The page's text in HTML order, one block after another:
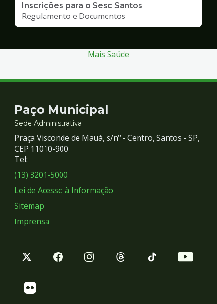
Inscrições para o Sesc Santos
Regulamento e Documentos
Mais Saúde
Contato
e
Redes
Sociais
Paço Municipal
Sede Administrativa
Praça Visconde de Mauá, s/nº - Centro, Santos - SP,
CEP 11010-900
Tel:
(13) 3201-5000
Lei de Acesso à Informação
Sitemap
Imprensa